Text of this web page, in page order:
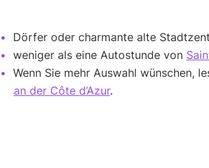
Dörfer oder charmante alte
weniger als eine Autostunde von
Wenn Sie mehr Auswahl wünschen,
an der Côte d’Azur.